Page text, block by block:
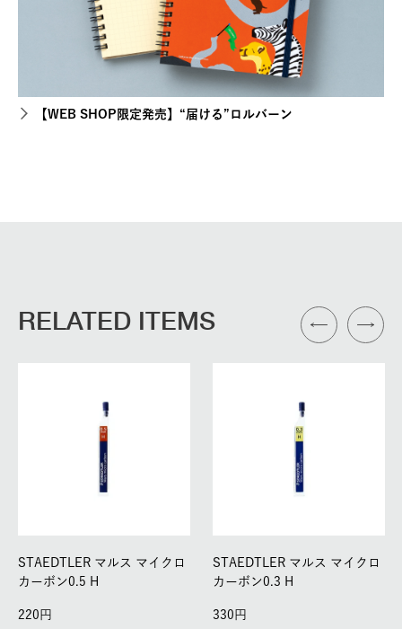
【WEB SHOP限定発売】“届ける”ロルバーン
RELATED ITEMS
STAEDTLER マルス マイクロ
カーボン0.5 H
220
STAEDTLER マルス マイクロ
カーボン0.3 H
330